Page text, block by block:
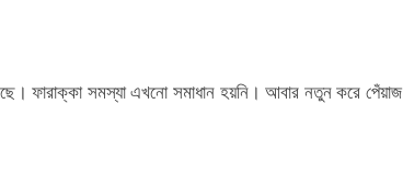
ফারাক্কা সমস্যা এখনো সমাধান হয়নি। আবার নতুন করে পেঁয়াজ